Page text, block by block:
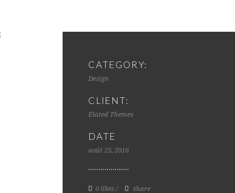
CATEGORY:
Design
CLIENT:
Elated Themes
DATE
août 25, 2016
0 likes share